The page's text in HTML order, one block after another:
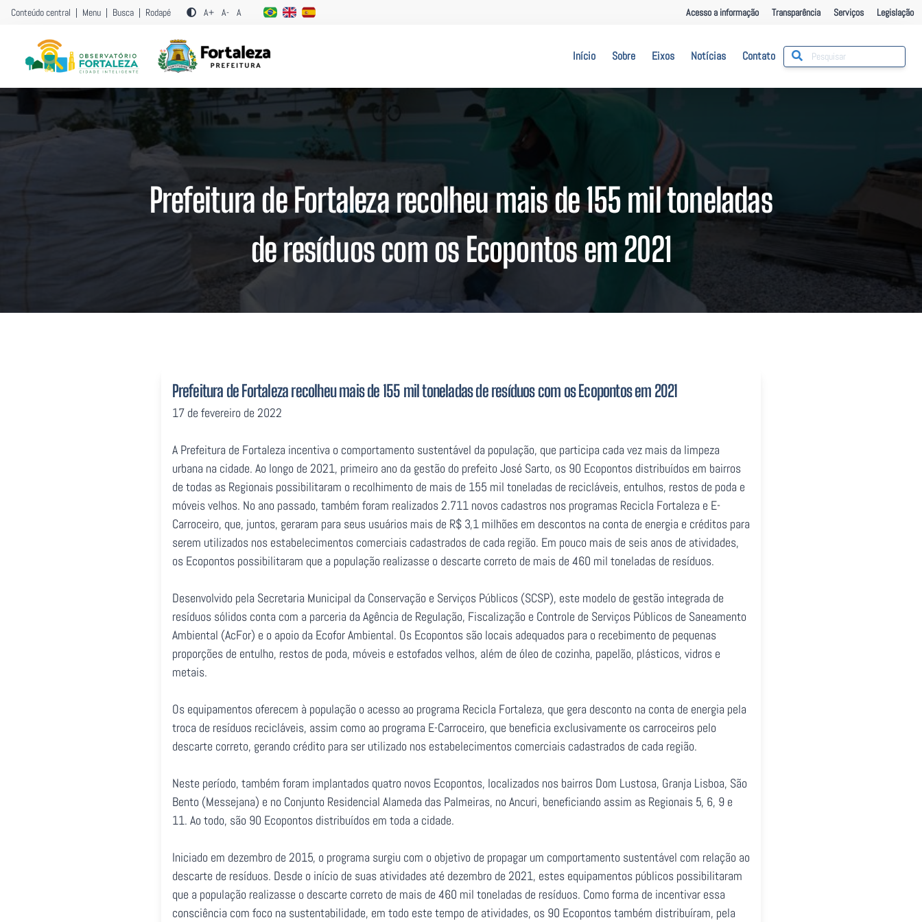
Conteúdo central | Menu | Busca | Rodapé A+ A- A Acesso a informação Transparência Serviços Legislação
Início Sobre Eixos Notícias Contato
Prefeitura de Fortaleza recolheu mais de 155 mil toneladas
de resíduos com os Ecopontos em 2021
Prefeitura de Fortaleza recolheu mais de 155 mil toneladas de resíduos com os Ecopontos em 2021
17 de fevereiro de 2022
A Prefeitura de Fortaleza incentiva o comportamento sustentável da população, que participa cada vez mais da limpeza
urbana na cidade. Ao longo de 2021, primeiro ano da gestão do prefeito José Sarto, os 90 Ecopontos distribuídos em bairros
de todas as Regionais possibilitaram o recolhimento de mais de 155 mil toneladas de recicláveis, entulhos, restos de poda e
móveis velhos. No ano passado, também foram realizados 2.711 novos cadastros nos programas Recicla Fortaleza e E-
Carroceiro, que, juntos, geraram para seus usuários mais de R$ 3,1 milhões em descontos na conta de energia e créditos para
serem utilizados nos estabelecimentos comerciais cadastrados de cada região. Em pouco mais de seis anos de atividades,
os Ecopontos possibilitaram que a população realizasse o descarte correto de mais de 460 mil toneladas de resíduos.
Desenvolvido pela Secretaria Municipal da Conservação e Serviços Públicos (SCSP), este modelo de gestão integrada de
resíduos sólidos conta com a parceria da Agência de Regulação, Fiscalização e Controle de Serviços Públicos de Saneamento
Ambiental (AcFor) e o apoio da Ecofor Ambiental. Os Ecopontos são locais adequados para o recebimento de pequenas
proporções de entulho, restos de poda, móveis e estofados velhos, além de óleo de cozinha, papelão, plásticos, vidros e
metais.
Os equipamentos oferecem à população o acesso ao programa Recicla Fortaleza, que gera desconto na conta de energia pela
troca de resíduos recicláveis, assim como ao programa E-Carroceiro, que beneficia exclusivamente os carroceiros pelo
descarte correto, gerando crédito para ser utilizado nos estabelecimentos comerciais cadastrados de cada região.
Neste período, também foram implantados quatro novos Ecopontos, localizados nos bairros Dom Lustosa, Granja Lisboa, São
Bento (Messejana) e no Conjunto Residencial Alameda das Palmeiras, no Ancuri, beneficiando assim as Regionais 5, 6, 9 e
11. Ao todo, são 90 Ecopontos distribuídos em toda a cidade.
Iniciado em dezembro de 2015, o programa surgiu com o objetivo de propagar um comportamento sustentável com relação ao
descarte de resíduos. Desde o início de suas atividades até dezembro de 2021, estes equipamentos públicos possibilitaram
que a população realizasse o descarte correto de mais de 460 mil toneladas de resíduos. Como forma de incentivar essa
consciência com foco na sustentabilidade, em todo este tempo de atividades, os 90 Ecopontos também distribuíram, pela